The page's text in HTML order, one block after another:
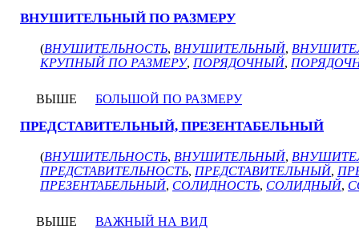
ВНУШИТЕЛЬНЫЙ ПО РАЗМЕРУ
(ВНУШИТЕЛЬНОСТЬ, ВНУШИТЕЛЬНЫЙ,
КРУПНЫЙ ПО РАЗМЕРУ, ПОРЯДОЧНЫЙ,
ВЫШЕ БОЛЬШОЙ ПО РАЗМЕРУ
ПРЕДСТАВИТЕЛЬНЫЙ, ПРЕЗЕНТАБЕЛЬНЫЙ
(ВНУШИТЕЛЬНОСТЬ, ВНУШИТЕЛЬНЫЙ,
ПРЕДСТАВИТЕЛЬНОСТЬ, ПРЕДСТАВИТЕЛЬНЫЙ,
ПРЕЗЕНТАБЕЛЬНЫЙ, СОЛИДНОСТЬ, СОЛИДНЫЙ,
ВЫШЕ
ВАЖНЫЙ НА ВИД